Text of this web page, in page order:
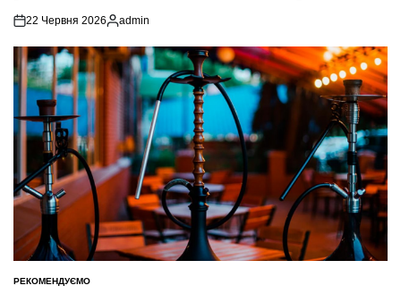
22 Червня 2026
Опубліковано
admin
ОПУБЛІКУВАТИ
РЕКОМЕНДУЄМО